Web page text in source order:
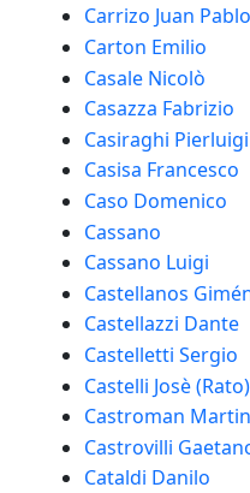
Carrizo Juan Pablo
Carton Emilio
Casale Nicolò
Casazza Fabrizio
Casiraghi Pierluigi
Casisa Francesco
Caso Domenico
Cassano
Cassano Luigi
Castellanos
Castellazzi Dante
Castelletti Sergio
Castelli Josè (Rato)
Castroman
Castrovilli
Cataldi Danilo